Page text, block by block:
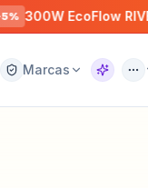
EcoFlow RIVER 3
Marcas Asistente